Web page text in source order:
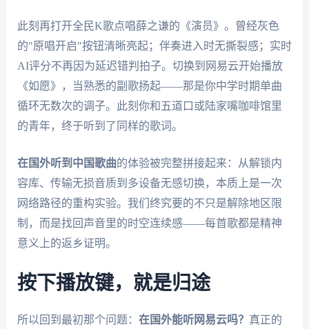
此刻再打开全民K歌点唱薛之谦的《演员》。曾经灰色
的"原唱开启"按钮清晰亮起；伴奏进入时无撕裂感；实时
AI评分不再因为延迟错判拍子。切换到网易云开始播放
《如愿》，当熟悉的副歌扬起——那是你中学时期单曲
循环无数次的调子。此刻你和五道口或陆家嘴咖啡馆里
的青年，终于听到了同样的歌词。
在国外听到中国歌曲的体验被完整拼接起来：从解锁内
容库、传输无损音质到多设备无感切换，本质上是一次
网络路径的重构实验。我们终究要的不只是解除地区限
制，而是找回声音里的时空连续感——每首歌都是精神
意义上的返乡证明。
按下播放键，就是归途
所以回到最初那个问题： 在国外能听网易云吗？ 真正的